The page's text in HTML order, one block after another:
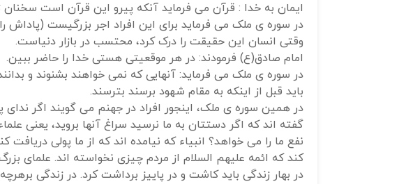
ایمان به خدا : قرآن می فرماید آنکه پیرو این قرآن است سخنان
در سوره ی ملک می فرماید برای این افراد اجر بزرگیست (پاداش
وقتی انسان این حقیقت را درک کرد، محتسب در بازار دنیاست.
امام صادق(ع) فرمودند: در هر موقعیتی هستی خدا را حاضر ببین.
در سوره ی ملک می فرماید: آنهایی که نمی خواهند بشنوند و
باید قبل از اینکه به مقام شهود برسند بترسند.
در همین سوره ی ملک، اینجور افراد در جهنم می گویند اگر ندای
گفته اند که اگر دستتان به ما نرسید سراغ آنها بروید،
نفع ما را می خواهد؟ انبیاء که نیامده اند که از ما پولی
کند که ائمه علیهم السلام از مردم چیزی نخواسته اند. علمای
در بهار زندگی باید کاشت و در پاییز برداشت کرد. در زندگی